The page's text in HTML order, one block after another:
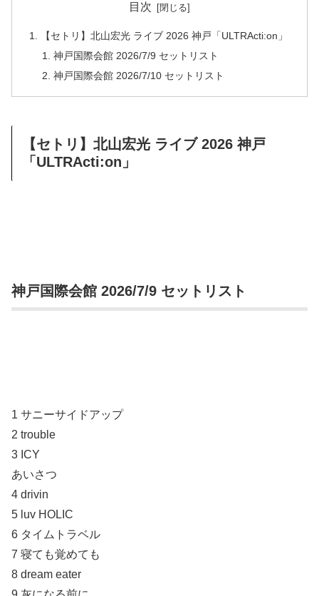
目次
【セトリ】北山宏光 ライブ 2026 神戸「ULTRActi:on」
神戸国際会館 2026/7/9 セットリスト
神戸国際会館 2026/7/10 セットリスト
【セトリ】北山宏光 ライブ 2026 神戸
「ULTRActi:on」
神戸国際会館 2026/7/9 セットリスト
1 サニーサイドアップ
2 trouble
3 ICY
あいさつ
4 drivin
5 luv HOLIC
6 タイムトラベル
7 寝ても覚めても
8 dream eater